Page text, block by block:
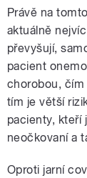
Právě na
aktuálně
převyšují,
pacient
chorobou,
tím je větší
pacienty, kteří
neočkovaní a
Oproti jarní